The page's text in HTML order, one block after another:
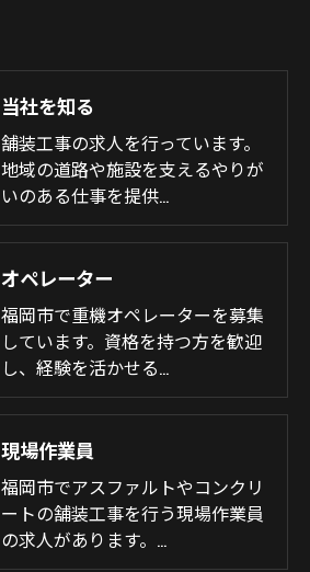
当社を知る
舗装工事の求人を行っています。
地域の道路や施設を支えるやりが
いのある仕事を提供…
オペレーター
福岡市で重機オペレーターを募集
しています。資格を持つ方を歓迎
し、経験を活かせる…
現場作業員
福岡市でアスファルトやコンクリ
ートの舗装工事を行う現場作業員
の求人があります。…